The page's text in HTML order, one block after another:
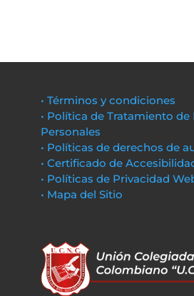
• Términos y condiciones
• Política de Tratamiento de
Personales
• Políticas de derechos de
• Certificado de
• Políticas de Privacidad
• Mapa del Sitio